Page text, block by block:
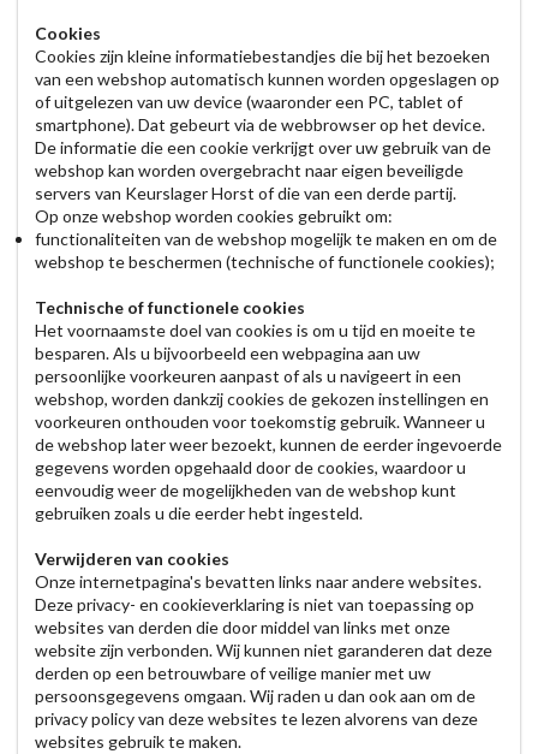
Cookies
Cookies zijn kleine informatiebestandjes die bij het bezoeken
van een webshop automatisch kunnen worden opgeslagen op
of uitgelezen van uw device (waaronder een PC, tablet of
smartphone). Dat gebeurt via de webbrowser op het device.
De informatie die een cookie verkrijgt over uw gebruik van de
webshop kan worden overgebracht naar eigen beveiligde
servers van Keurslager Horst of die van een derde partij.
Op onze webshop worden cookies gebruikt om:
functionaliteiten van de webshop mogelijk te maken en om de
webshop te beschermen (technische of functionele cookies);
Technische of functionele cookies
Het voornaamste doel van cookies is om u tijd en moeite te
besparen. Als u bijvoorbeeld een webpagina aan uw
persoonlijke voorkeuren aanpast of als u navigeert in een
webshop, worden dankzij cookies de gekozen instellingen en
voorkeuren onthouden voor toekomstig gebruik. Wanneer u
de webshop later weer bezoekt, kunnen de eerder ingevoerde
gegevens worden opgehaald door de cookies, waardoor u
eenvoudig weer de mogelijkheden van de webshop kunt
gebruiken zoals u die eerder hebt ingesteld.
Verwijderen van cookies
Onze internetpagina's bevatten links naar andere websites.
Deze privacy- en cookieverklaring is niet van toepassing op
websites van derden die door middel van links met onze
website zijn verbonden. Wij kunnen niet garanderen dat deze
derden op een betrouwbare of veilige manier met uw
persoonsgegevens omgaan. Wij raden u dan ook aan om de
privacy policy van deze websites te lezen alvorens van deze
websites gebruik te maken.